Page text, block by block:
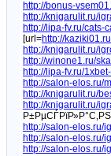
http://bonus-
http://knigarulit.ru/
http://lipa-fv.ru/
[url=http://
http://knigarulit.ru/
http://winone1.ru/
http://lipa-fv.ru/
http://salon-elos.ru/
http://knigarulit.ru/
http://knigarulit.ru/
http://salon-elos.ru/
http://salon-elos.ru/
http://salon-elos.ru/